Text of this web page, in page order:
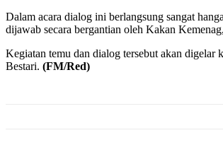
Dalam acara dialog ini berlangsung sangat
dijawab secara bergantian oleh Kakan
Kegiatan temu dan dialog tersebut akan digelar
Bestari. (FM/Red)